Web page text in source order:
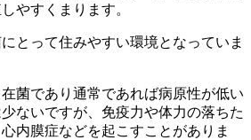
やすくまります。
とって住みやすい環境となっていま
菌であり通常であれば病原性が低い
ないですが、免疫力や体力の落ちた
内膜症などを起こすことがありま